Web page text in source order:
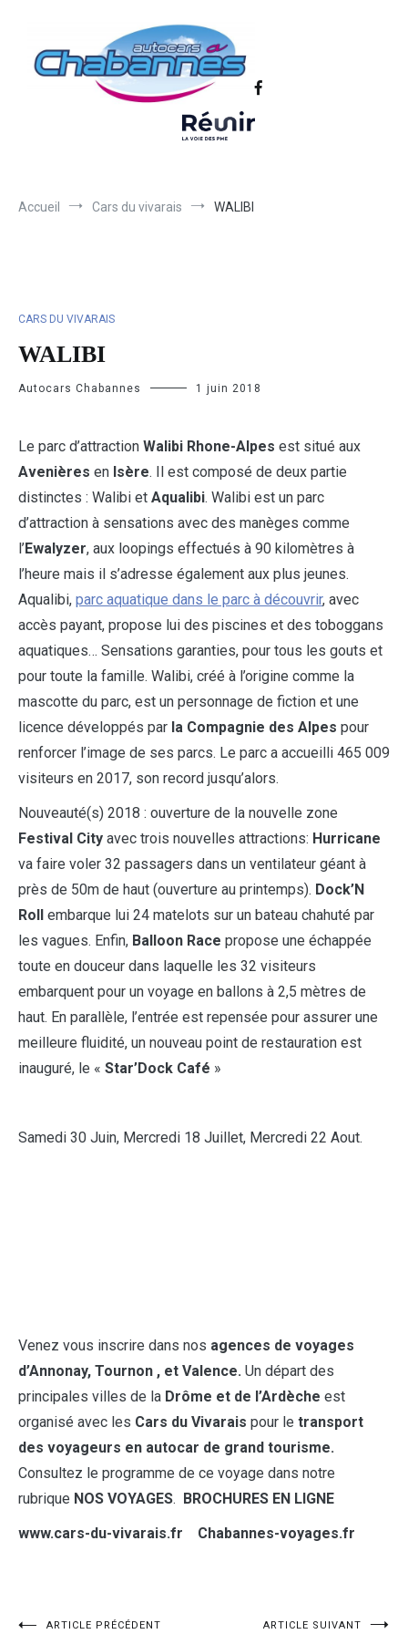
Autocars Chabannes | Transport en
Transport scolaire, Transports de personnel en Drôme Ardèche,
Transport touristique France et Europe
Accueil Cars du vivarais WALIBI
CARS DU VIVARAIS
WALIBI
Autocars Chabannes 1 juin 2018
Le parc d’attraction Walibi Rhone-Alpes est situé aux
Avenières en Isère. Il est composé de deux partie
distinctes : Walibi et Aqualibi. Walibi est un parc
d’attraction à sensations avec des manèges comme
l’Ewalyzer, aux loopings effectués à 90 kilomètres à
l’heure mais il s’adresse également aux plus jeunes.
Aqualibi, parc aquatique dans le parc à découvrir, avec
accès payant, propose lui des piscines et des toboggans
aquatiques… Sensations garanties, pour tous les gouts et
pour toute la famille. Walibi, créé à l’origine comme la
mascotte du parc, est un personnage de fiction et une
licence développés par la Compagnie des Alpes pour
renforcer l’image de ses parcs. Le parc a accueilli 465 009
visiteurs en 2017, son record jusqu’alors.
Nouveauté(s) 2018 : ouverture de la nouvelle zone
Festival City avec trois nouvelles attractions: Hurricane
va faire voler 32 passagers dans un ventilateur géant à
près de 50m de haut (ouverture au printemps). Dock’N
Roll embarque lui 24 matelots sur un bateau chahuté par
les vagues. Enfin, Balloon Race propose une échappée
toute en douceur dans laquelle les 32 visiteurs
embarquent pour un voyage en ballons à 2,5 mètres de
haut. En parallèle, l’entrée est repensée pour assurer une
meilleure fluidité, un nouveau point de restauration est
inauguré, le « Star’Dock Café »
Samedi 30 Juin, Mercredi 18 Juillet, Mercredi 22 Aout.
Venez vous inscrire dans nos agences de voyages
d’Annonay, Tournon , et Valence. Un départ des
principales villes de la Drôme et de l’Ardèche est
organisé avec les Cars du Vivarais pour le transport
des voyageurs en autocar de grand tourisme.
Consultez le programme de ce voyage dans notre
rubrique NOS VOYAGES. BROCHURES EN LIGNE
www.cars-du-vivarais.fr Chabannes-voyages.fr
ARTICLE PRÉCÉDENT ARTICLE SUIVANT